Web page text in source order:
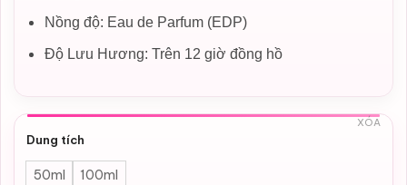
Nồng độ: Eau de Parfum (EDP)
Độ Lưu Hương: Trên 12 giờ đồng hồ
Dung tích
50ml 100ml
XÓA